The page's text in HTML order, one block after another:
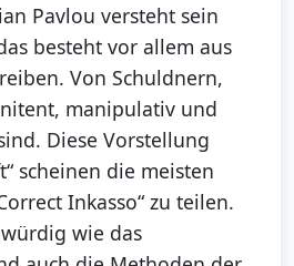
Pavlou versteht sein
besteht vor allem aus
Von Schuldnern,
manipulativ und
Diese Vorstellung
scheinen die meisten
Inkasso“ zu teilen.
wie das